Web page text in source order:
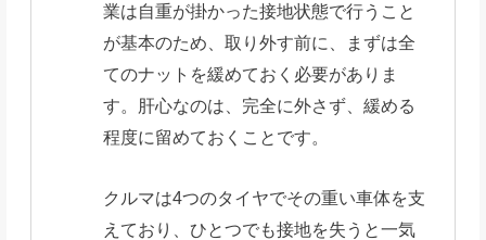
業は自重が掛かった接地状態で行うこと
が基本のため、取り外す前に、まずは全
てのナットを緩めておく必要がありま
す。肝心なのは、完全に外さず、緩める
程度に留めておくことです。
クルマは4つのタイヤでその重い車体を支
えており、ひとつでも接地を失うと一気